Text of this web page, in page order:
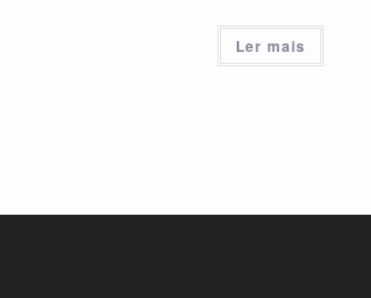
Ler mais